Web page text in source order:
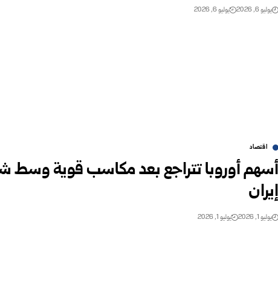
يوليو 6, 2026 يوليو 6, 2026
اقتصاد
أسهم أوروبا تتراجع بعد مكاسب قوية وسط
إيران
يوليو 1, 2026 يوليو 1, 2026